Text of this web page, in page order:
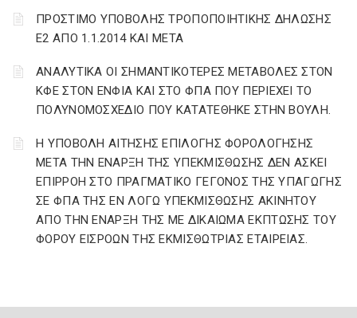
ΠΡΟΣΤΙΜΟ ΥΠΟΒΟΛΗΣ ΤΡΟΠΟΠΟΙΗΤΙΚΗΣ ΔΗΛΩΣΗΣ
Ε2 ΑΠΟ 1.1.2014 ΚΑΙ ΜΕΤΑ
ΑΝΑΛΥΤΙΚΑ ΟΙ ΣΗΜΑΝΤΙΚΟΤΕΡΕΣ ΜΕΤΑΒΟΛΕΣ ΣΤΟΝ
ΚΦΕ ΣΤΟΝ ΕΝΦΙΑ ΚΑΙ ΣΤΟ ΦΠΑ ΠΟΥ ΠΕΡΙΕΧΕΙ ΤΟ
ΠΟΛΥΝΟΜΟΣΧΕΔΙΟ ΠΟΥ ΚΑΤΑΤΕΘΗΚΕ ΣΤΗΝ ΒΟΥΛΗ.
Η ΥΠΟΒΟΛΗ ΑΙΤΗΣΗΣ ΕΠΙΛΟΓΗΣ ΦΟΡΟΛΟΓΗΣΗΣ
ΜΕΤΑ ΤΗΝ ΕΝΑΡΞΗ ΤΗΣ ΥΠΕΚΜΙΣΘΩΣΗΣ ΔΕΝ ΑΣΚΕΙ
ΕΠΙΡΡΟΗ ΣΤΟ ΠΡΑΓΜΑΤΙΚΟ ΓΕΓΟΝΟΣ ΤΗΣ ΥΠΑΓΩΓΗΣ
ΣΕ ΦΠΑ ΤΗΣ ΕΝ ΛΟΓΩ ΥΠΕΚΜΙΣΘΩΣΗΣ ΑΚΙΝΗΤΟΥ
ΑΠΟ ΤΗΝ ΕΝΑΡΞΗ ΤΗΣ ΜΕ ΔΙΚΑΙΩΜΑ ΕΚΠΤΩΣΗΣ ΤΟΥ
ΦΟΡΟΥ ΕΙΣΡΟΩΝ ΤΗΣ ΕΚΜΙΣΘΩΤΡΙΑΣ ΕΤΑΙΡΕΙΑΣ.